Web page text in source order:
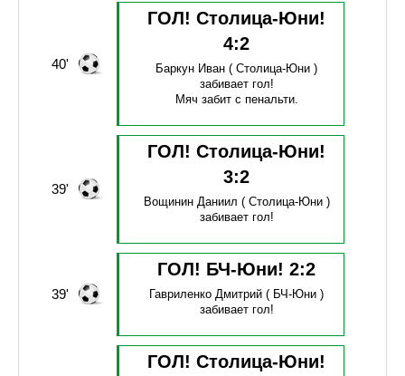
40'
ГОЛ! Столица-Юни!
4:2
Баркун Иван ( Столица-Юни )
забивает гол!
Мяч забит с пенальти.
39'
ГОЛ! Столица-Юни!
3:2
Вощинин Даниил ( Столица-Юни )
забивает гол!
39'
ГОЛ! БЧ-Юни!2:2
Гавриленко Дмитрий ( БЧ-Юни )
забивает гол!
ГОЛ! Столица-Юни!